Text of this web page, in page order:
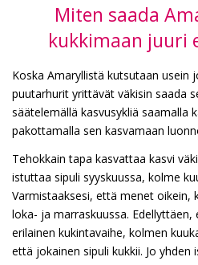
Miten saada
kukkimaan juuri
Koska Amaryllistä kutsutaan usein
puutarhurit yrittävät väkisin saada
säätelemällä kasvusykliä saamalla
pakottamalla sen kasvamaan
Tehokkain tapa kasvattaa kasvi
istuttaa sipuli syyskuussa, kolme
Varmistaaksesi, että menet oikein,
loka- ja marraskuussa.
erilainen kukintavaihe, kolmen
että jokainen sipuli kukkii. Jo